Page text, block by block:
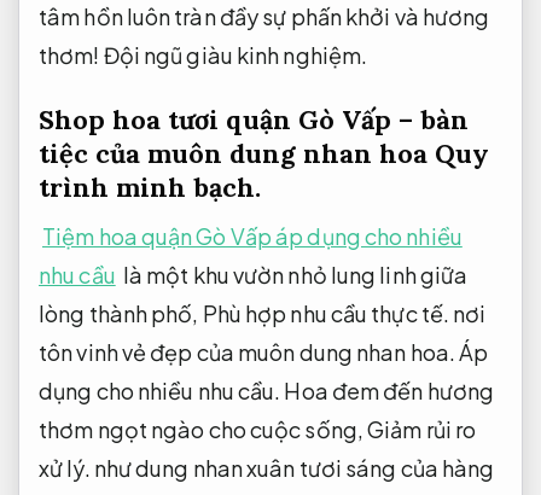
tâm hồn luôn tràn đầy sự phấn khởi và hương
thơm! Đội ngũ giàu kinh nghiệm.
Shop hoa tươi quận Gò Vấp – bàn
tiệc của muôn dung nhan hoa Quy
trình minh bạch.
Tiệm hoa quận Gò Vấp áp dụng cho nhiều
nhu cầu là một khu vườn nhỏ lung linh giữa
lòng thành phố, Phù hợp nhu cầu thực tế. nơi
tôn vinh vẻ đẹp của muôn dung nhan hoa.Áp
dụng cho nhiều nhu cầu. Hoa đem đến hương
thơm ngọt ngào cho cuộc sống,Giảm rủi ro
xử lý. như dung nhan xuân tươi sáng của hàng